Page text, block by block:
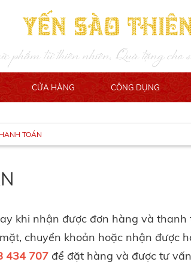
Yến Sào
phẩm từ thiên nhiên, Quà tặng
CỬA HÀNG CÔNG DỤNG
TOÁN
khi nhận được đơn hàng và thanh
chuyển khoản hoặc nhận được
434 707 để đặt hàng và được tư